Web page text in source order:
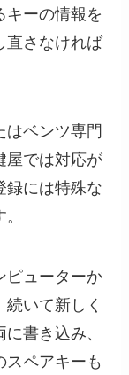
ーの情報を
直さなければ
はベンツ専門
屋では対応が
録には特殊な
ピューターか
いて新しく
書き込み、
ペアキーも